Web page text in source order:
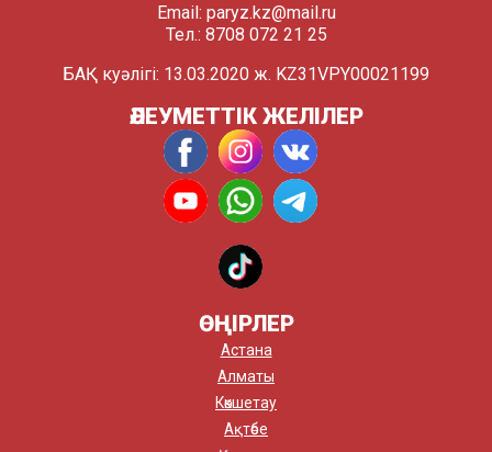
Email: paryz.kz@mail.ru
Тел.: 8708 072 21 25
БАҚ куәлігі: 13.03.2020 ж. KZ31VPY00021199
ӘЛЕУМЕТТІК ЖЕЛІЛЕР
ӨҢІРЛЕР
Астана
Алматы
Көкшетау
Ақтөбе